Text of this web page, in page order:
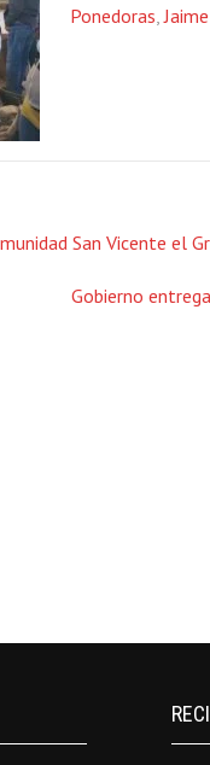
Ponedoras ,
San Vicente el
Gobierno